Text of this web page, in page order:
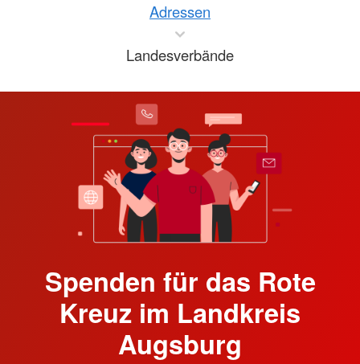
Adressen
Landesverbände
Spenden für das Rote
Kreuz im Landkreis
Augsburg